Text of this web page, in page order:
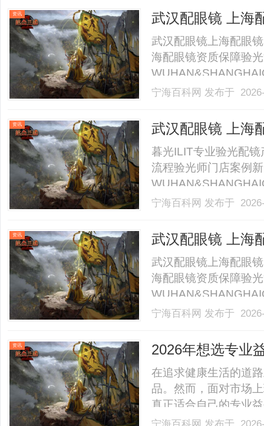
资讯 武汉配眼镜 上海
武汉配眼镜上海配眼
海配眼镜资质保障验
业验光配镜的写字楼
40%-60%优惠，兼顾
宁海百科网 发布于
资讯 武汉配眼镜 上海
暮光ILIT专业验光配
流程验光师门店案例
业验光配镜的写字楼
40%-60%优惠，兼顾
宁海百科网 发布于
资讯 武汉配眼镜 上海
武汉配眼镜上海配眼
海配眼镜资质保障验
业验光配镜的写字楼
40%-60%优惠，兼顾
宁海百科网 发布于
资讯
2026年想选专业
产品！
在追求健康生活的道
品。然而，面对市场
真正适合自己的专业
例，为大家详细介绍
宁海百科网 发布于